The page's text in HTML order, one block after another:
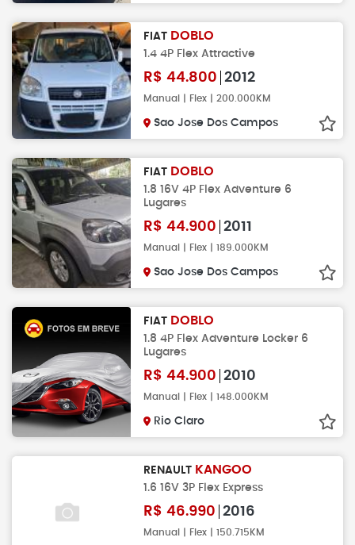
FIAT DOBLO
1.4 4P Flex Attractive
R$ 44.800 2012
Manual | Flex | 200.000KM
Sao Jose Dos Campos
FIAT DOBLO
1.8 16V 4P Flex Adventure 6
Lugares
R$ 44.900 2011
Manual | Flex | 189.000KM
Sao Jose Dos Campos
FIAT DOBLO
1.8 4P Flex Adventure Locker 6
Lugares
R$ 44.900 2010
Manual | Flex | 148.000KM
Rio Claro
RENAULT KANGOO
1.6 16V 3P Flex Express
R$ 46.990 2016
Manual | Flex | 150.715KM